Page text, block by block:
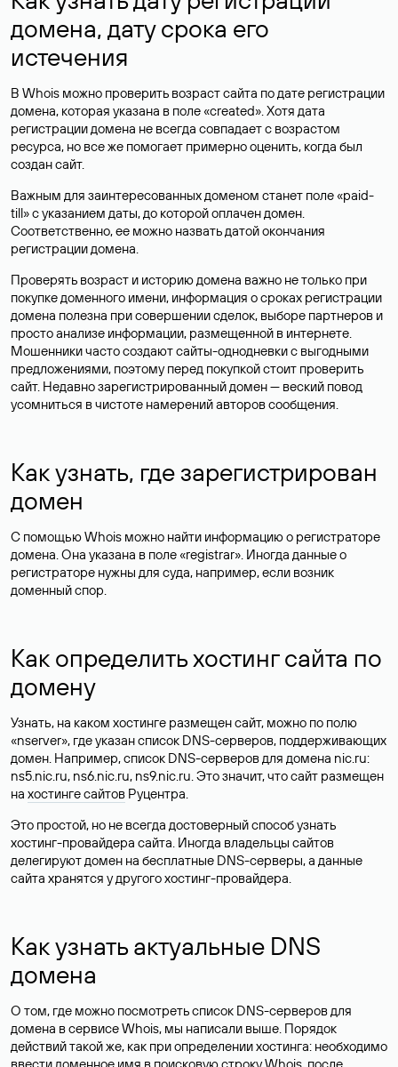
домена, дату срока его
истечения
В Whois можно проверить возраст сайта по дате регистрации
домена, которая указана в поле «created». Хотя дата
регистрации домена не всегда совпадает с возрастом
ресурса, но все же помогает примерно оценить, когда был
создан сайт.
Важным для заинтересованных доменом станет поле «paid-
till» с указанием даты, до которой оплачен домен.
Соответственно, ее можно назвать датой окончания
регистрации домена.
Проверять возраст и историю домена важно не только при
покупке доменного имени, информация о сроках регистрации
домена полезна при совершении сделок, выборе партнеров и
просто анализе информации, размещенной в интернете.
Мошенники часто создают сайты-однодневки с выгодными
предложениями, поэтому перед покупкой стоит проверить
сайт. Недавно зарегистрированный домен — веский повод
усомниться в чистоте намерений авторов сообщения.
Как узнать, где зарегистрирован
домен
С помощью Whois можно найти информацию о регистраторе
домена. Она указана в поле «registrar». Иногда данные о
регистраторе нужны для суда, например, если возник
доменный спор.
Как определить хостинг сайта по
домену
Узнать, на каком хостинге размещен сайт, можно по полю
«nserver», где указан список DNS-серверов, поддерживающих
домен. Например, список DNS-серверов для домена nic.ru:
ns5.nic.ru, ns6.nic.ru, ns9.nic.ru. Это значит, что сайт размещен
на хостинге сайтов Руцентра.
Это простой, но не всегда достоверный способ узнать
хостинг-провайдера сайта. Иногда владельцы сайтов
делегируют домен на бесплатные DNS-серверы, а данные
сайта хранятся у другого хостинг-провайдера.
Как узнать актуальные DNS
домена
О том, где можно посмотреть список DNS-серверов для
домена в сервисе Whois, мы написали выше. Порядок
действий такой же, как при определении хостинга: необходимо